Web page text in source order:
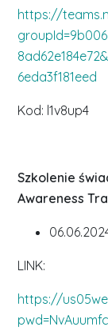
https://
6eda3f181eed
Kod: l1v8up4
Szkolenie
Awareness
LINK:
https://